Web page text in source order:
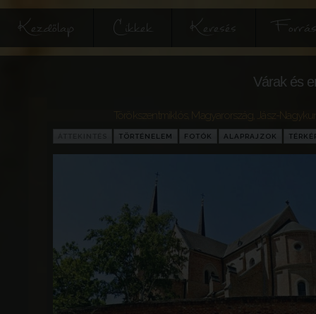
Kezdőlap Cikkek Keresés
Várak és
Törökszentmiklós Magyarország Jász-
TÖRTÉNELEM FOTÓK ALAPRAJZOK